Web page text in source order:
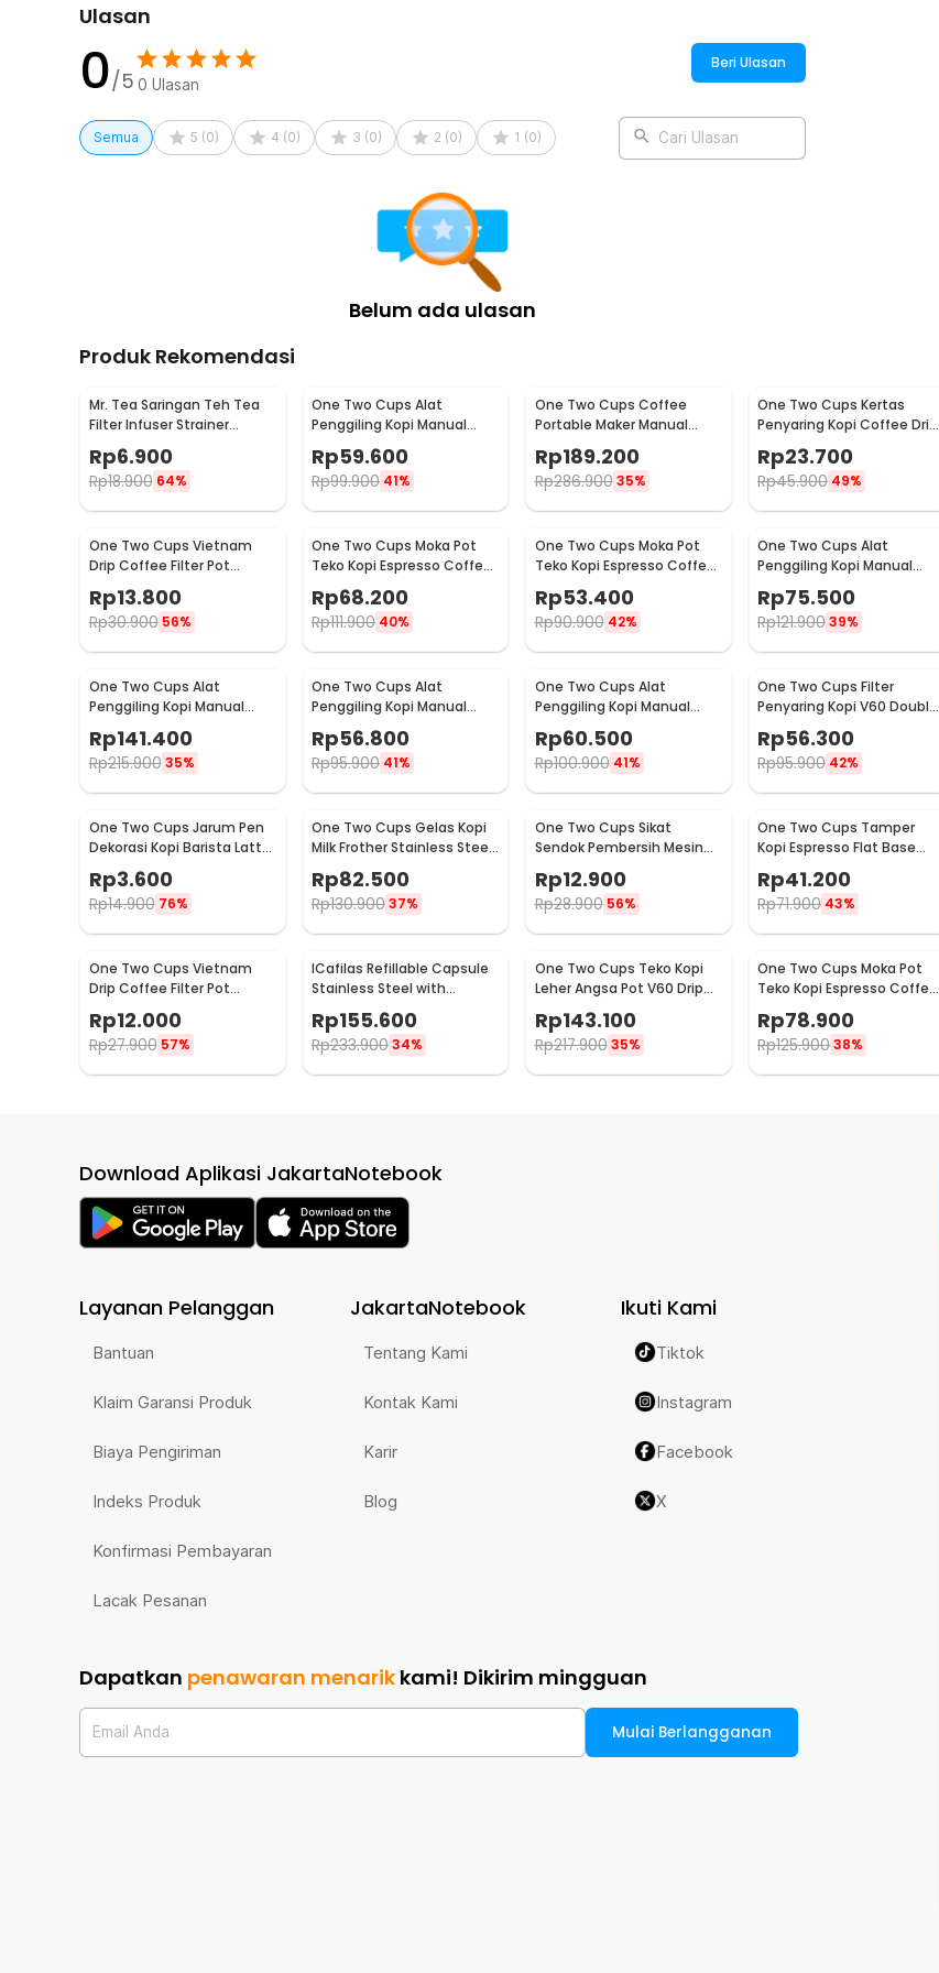
1 x DSP Mesin Kopi Espresso Coffee Maker Frothing Grinding 20 Bar 1350W - KA3125
1 x Spoon
1 x Filter 51 mm Double Cup (Sudah Terpasang)
1 x Dosing Ring Portafilter
Ulasan
0/5 0 Ulasan
Beri Ulasan
Semua 5 (0) 4 (0) 3 (0) 2 (0) 1 (0) Cari Ulasan
Belum ada ulasan
Produk Rekomendasi
Mr. Tea Saringan Teh Tea
Filter Infuser Strainer
Chilling Man Silicon - MR03
Rp6.900
Rp18.900 64%
One Two Cups Alat
Penggiling Kopi Manual
Coffee Grinder Portable -
WFCG9800
Rp59.600
Rp99.900 41%
One Two Cups Coffee
Portable Maker Manual
Hand Press Espresso 300ml
- T35066
Rp189.200
Rp286.900 35%
One Two Cups Kertas
Penyaring Kopi Coffee Drip
Bag Paper Filter 50PCS -
T111
Rp23.700
Rp45.900 49%
One Two Cups Vietnam
Drip Coffee Filter Pot
Saringan Kopi 180ml 8Q -
LC1
Rp13.800
Rp30.900 56%
One Two Cups Moka Pot
Teko Kopi Espresso Coffee
Stovetop 4 Cup 200ml -
Z20
Rp68.200
Rp111.900 40%
One Two Cups Moka Pot
Teko Kopi Espresso Coffee
Stovetop 2 Cup 100ml -
Z20
Rp53.400
Rp90.900 42%
One Two Cups Alat
Penggiling Kopi Manual
16290
Rp75.500
Rp121.90039%
One Two Cups Alat
Penggiling Kopi Manual
CW85532
Rp141.400
Rp215.900 35%
One Two Cups Alat
Penggiling Kopi Manual
Coffee Grinder 160ml -
CF012
Rp56.800
Rp95.900 41%
One Two Cups Alat
Penggiling Kopi Manual
Coffee Grinder Adjustable
- RHNHA0176
Rp60.500
Rp100.900 41%
One Two Cups Filter
Penyaring Kopi V60 Double
Layer Coffee Filter - FS-40S
Rp56.300
Rp95.900 42%
One Two Cups Jarum Pen
Dekorasi Kopi Barista Latte
Art Needle 13cm - F3F27
Rp3.600
Rp14.900 76%
One Two Cups Gelas Kopi
Milk Frother Stainless Steel
400ml - WZ0011
Rp82.500
Rp130.90037%
One Two Cups Sikat
Sendok Pembersih Mesin
Rp12.900
Rp28.900 56%
One Two Cups Tamper
Kopi Espresso Flat Base
SS51
Rp41.200
Rp71.900 43%
One Two Cups Vietnam
Drip Coffee Filter Pot
LC1
Rp12.000
Rp27.900 57%
ICafilas Refillable Capsule
Stainless Steel with
Tamper for Nespresso -
F456
Rp155.600
Rp233.90034%
One Two Cups Teko Kopi
Leher Angsa Pot V60 Drip
Kettle 960ml - RF-15
Rp143.100
Rp217.900 35%
One Two Cups Moka Pot
Teko Kopi Espresso Coffee
Maker Stovetop 6 Cup
300ml - Z21
Rp78.900
Rp125.90038%
Download Aplikasi JakartaNotebook
Layanan Pelanggan
Bantuan
Klaim Garansi Produk
Biaya Pengiriman
Indeks Produk
Konfirmasi Pembayaran
Lacak Pesanan
JakartaNotebook
Tentang Kami
Kontak Kami
Karir
Blog
Ikuti Kami
Tiktok
Instagram
Facebook
X
Dapatkan penawaran menarik kami! Dikirim mingguan
Email Anda Mulai Berlangganan